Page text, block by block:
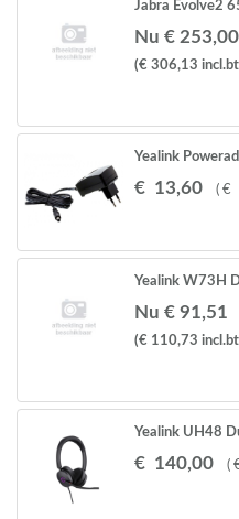
Jabra Evolve2
Nu € 253,00
(€ 306,13
Yealink
€ 13,60 ( €
Yealink W73H
Nu € 91,51
(€ 110,73
Yealink UH48
€ 140,00 (